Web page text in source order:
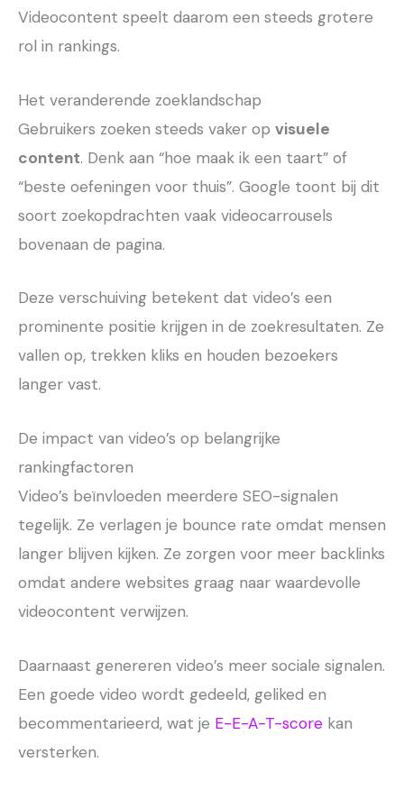
Videocontent speelt daarom een steeds grotere
rol in rankings.
Het veranderende zoeklandschap
Gebruikers zoeken steeds vaker op visuele
content. Denk aan “hoe maak ik een taart” of
“beste oefeningen voor thuis”. Google toont bij dit
soort zoekopdrachten vaak videocarrousels
bovenaan de pagina.
Deze verschuiving betekent dat video’s een
prominente positie krijgen in de zoekresultaten. Ze
vallen op, trekken kliks en houden bezoekers
langer vast.
De impact van video’s op belangrijke
rankingfactoren
Video’s beïnvloeden meerdere SEO-signalen
tegelijk. Ze verlagen je bounce rate omdat mensen
langer blijven kijken. Ze zorgen voor meer backlinks
omdat andere websites graag naar waardevolle
videocontent verwijzen.
Daarnaast genereren video’s meer sociale signalen.
Een goede video wordt gedeeld, geliked en
becommentarieerd, wat je E-E-A-T-score kan
versterken.